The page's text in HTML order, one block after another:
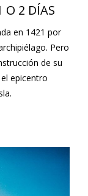
O 2 DÍAS
en 1421 por
Pero
de su
epicentro